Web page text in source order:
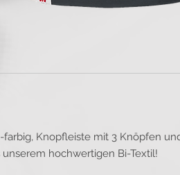
farbig, Knopfleiste mit 3 Knöpfen
hochwertigen Bi-Textil!